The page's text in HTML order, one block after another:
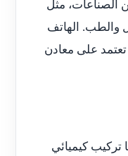
الصناعات، مثل
والطب. الهاتف
تعتمد على معادن
تركيب كيميائي